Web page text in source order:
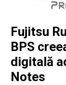
Fujitsu
BPS
digitală
Notes